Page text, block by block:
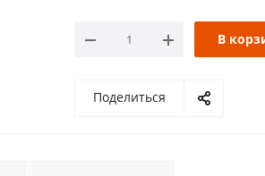
В
Поделиться